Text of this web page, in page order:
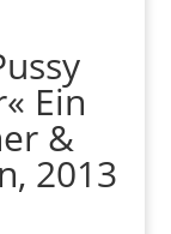
Ein
&
2013